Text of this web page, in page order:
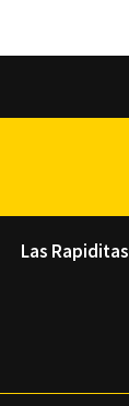
Las Rapiditas